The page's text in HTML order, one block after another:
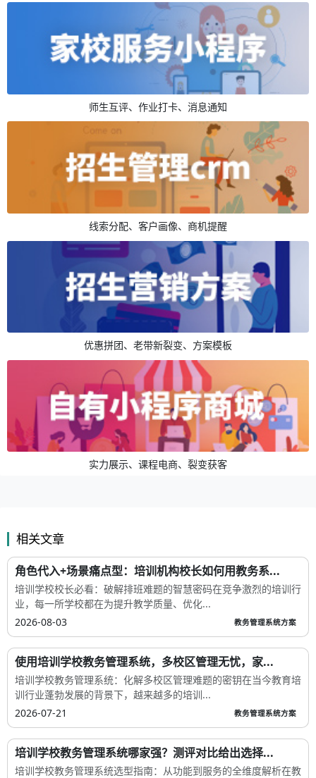
师生互评、作业打卡、消息通知
线索分配、客户画像、商机提醒
优惠拼团、老带新裂变、方案模板
实力展示、课程电商、裂变获客
相关文章
角色代入+场景痛点型：培训机构校长如何用教务系...
培训学校校长必看：破解排班难题的智慧密码在竞争激烈的培训行
业，每一所学校都在为提升教学质量、优化...
2026-08-03
教务管理系统方案
使用培训学校教务管理系统，多校区管理无忧，家...
培训学校教务管理系统：化解多校区管理难题的密钥在当今教育培
训行业蓬勃发展的背景下，越来越多的培训...
2026-07-21
教务管理系统方案
培训学校教务管理系统哪家强？测评对比给出选择...
培训学校教务管理系统选型指南：从功能到服务的全维度解析在教